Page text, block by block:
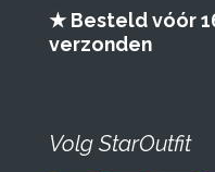
★ Besteld vóór
verzonden
Volg StarOutfit